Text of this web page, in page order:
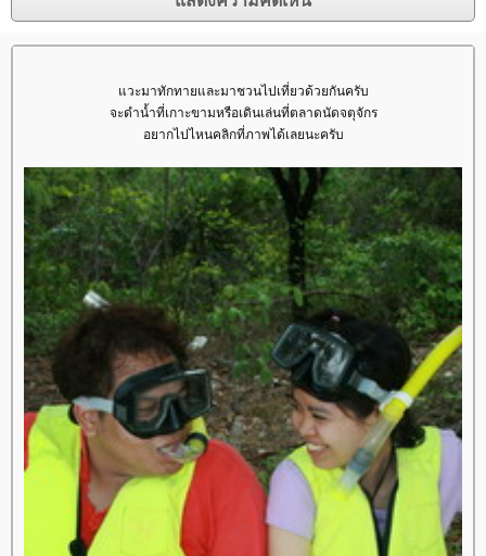
วะมาทักทายและมาชวนไปเที่ยวด้วยกันครับ
จะดำน้ำที่เกาะขามหรือเดินเล่นที่ตลาดนัดจตุจักร
อยากไปไหนคลิกที่ภาพได้เลยนะครับ